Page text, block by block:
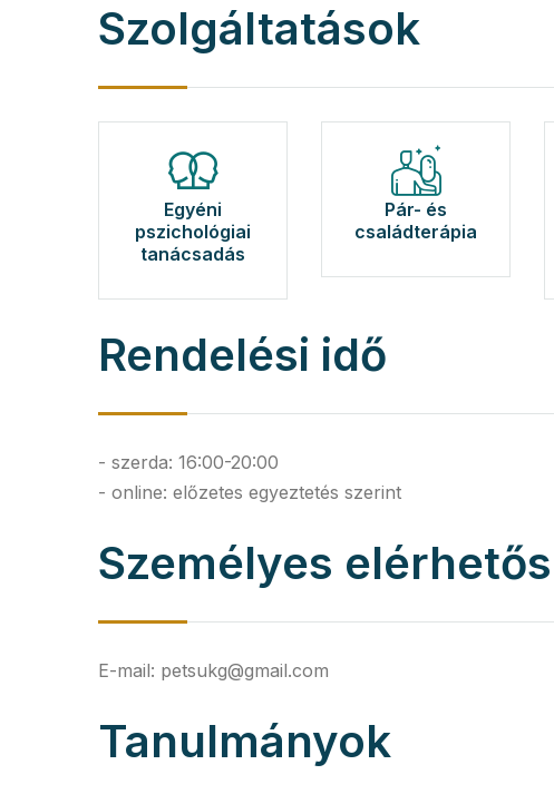
Szolgáltatások
Egyéni
pszichológiai
tanácsadás
Pár- és
családterápia
Rendelési idő
- szerda: 16:00-20:00
- online: előzetes egyeztetés szerint
Személyes
E-mail: petsukg@gmail.com
Tanulmányok